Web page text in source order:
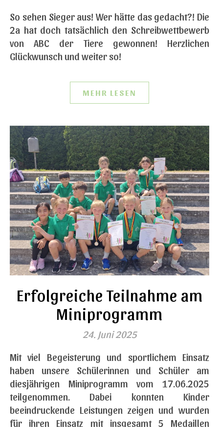
So sehen Sieger aus! Wer hätte das gedacht?! Die
2a hat doch tatsächlich den Schreibwettbewerb
von ABC der Tiere gewonnen! Herzlichen
Glückwunsch und weiter so!
MEHR LESEN
Erfolgreiche Teilnahme am
Miniprogramm
24. Juni 2025
Mit viel Begeisterung und sportlichem Einsatz
haben unsere Schülerinnen und Schüler am
diesjährigen Miniprogramm vom 17.06.2025
teilgenommen. Dabei konnten Kinder
beeindruckende Leistungen zeigen und wurden
für ihren Einsatz mit insgesamt 5 Medaillen